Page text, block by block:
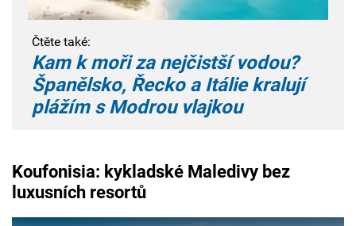
Čtěte také:
Kam k moři za nejčistší vodou?
Španělsko, Řecko a Itálie kralují
plážím s Modrou vlajkou
Koufonisia: kykladské Maledivy bez
luxusních resortů